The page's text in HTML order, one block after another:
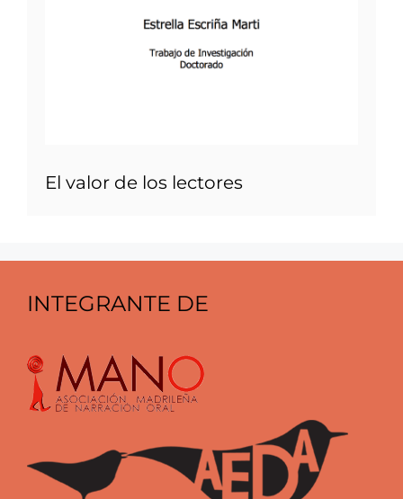
El valor de los lectores
INTEGRANTE DE